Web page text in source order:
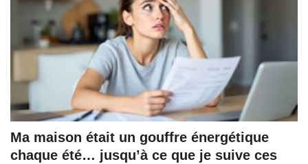
Ma maison était un gouffre énergétique
chaque été… jusqu’à ce que je suive ces